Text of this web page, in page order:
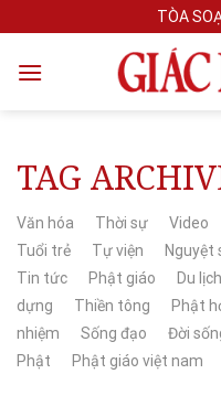
to
content
TÒA
TAG
Văn hóa Thời sự Video
Tuổi trẻ
Tự viện Nguyệt
Tin tức
Phật giáo Du lịch
dựng
Thiền tông Phật
nhiệm
Sống đạo Đời
Phật
Phật giáo việt nam